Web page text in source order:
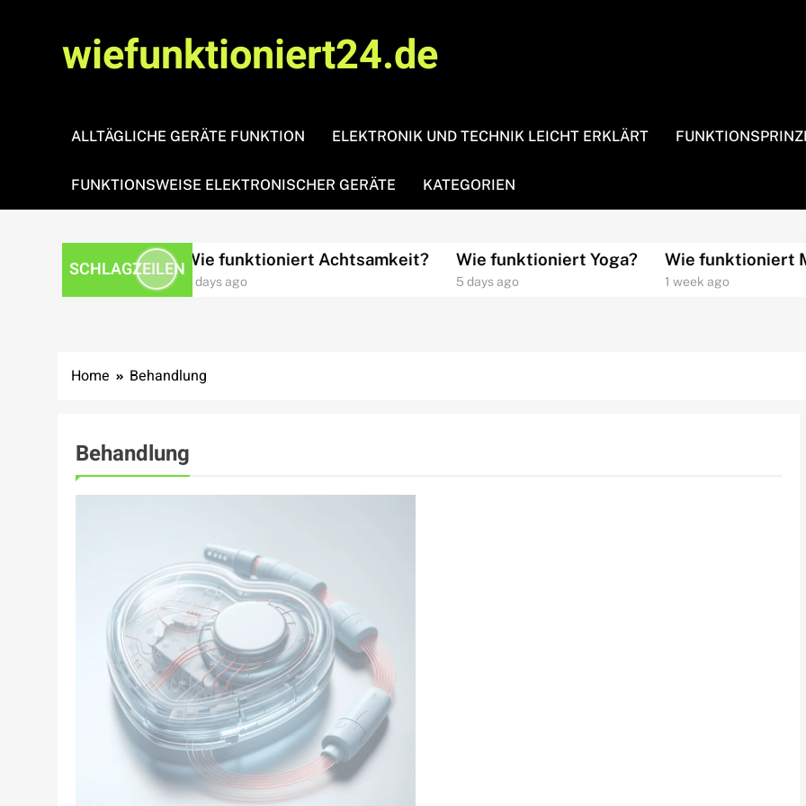
wiefunktioniert24.de
ALLTÄGLICHE GERÄTE FUNKTION ELEKTRONIK UND TECHNIK LEICHT ERKLÄRT
FUNKTIONSWEISE ELEKTRONISCHER GERÄTE KATEGORIEN
SCHLAGZEILENWie funktioniert Achtsamkeit?
3 days ago
Wie funktioniert Yoga?
5 days ago
Wie funktioniert
1 week ago
Home Behandlung
Behandlung